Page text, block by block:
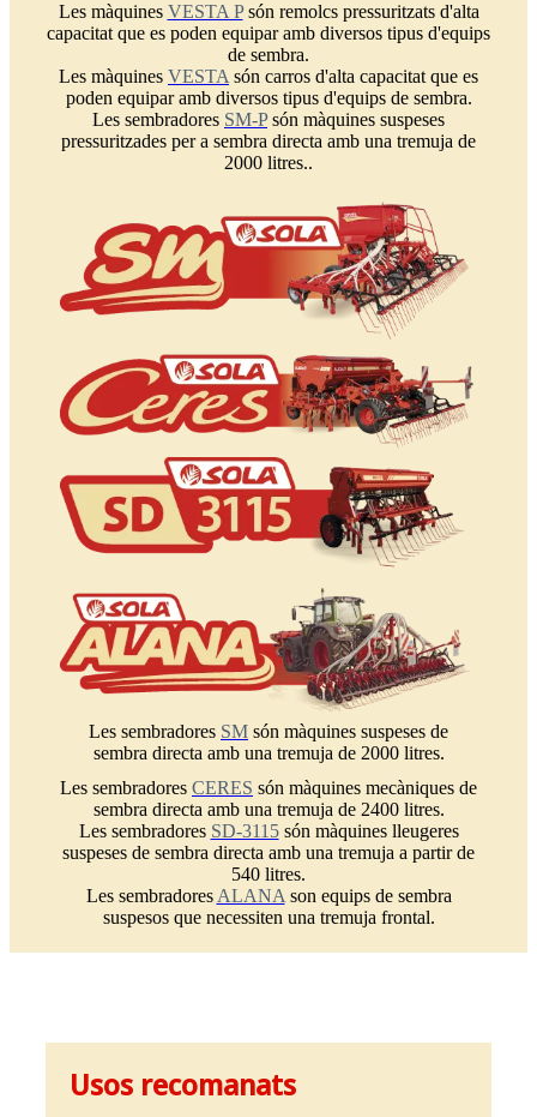
Les màquines VESTA Psón remolcs pressuritzats d'alta
capacitat que es poden equipar amb diversos tipus d'equips
de sembra.
Les màquines VESTA són carros d'alta capacitat que es
poden equipar amb diversos tipus d'equips de sembra.
Les sembradores SM-Psón màquines suspeses
pressuritzades per a sembra directa amb una tremuja de
2000 litres..
Les sembradores SM són màquines suspeses de
sembra directa amb una tremuja de 2000 litres.
Les sembradores CERES són màquines mecàniques de
sembra directa amb una tremuja de 2400 litres.
Les sembradores SD-3115són màquines lleugeres
suspeses de sembra directa amb una tremuja a partir de
540 litres.
Les sembradores ALANA son equips de sembra
suspesos que necessiten una tremuja frontal.
Usos recomanats